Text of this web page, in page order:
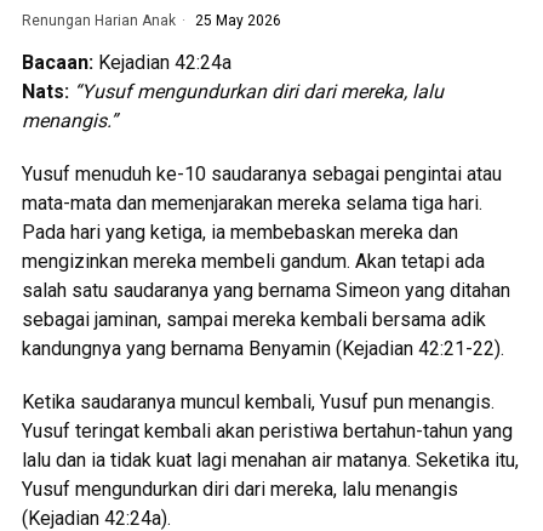
Renungan Harian Anak 25 May 2026
Bacaan:Kejadian 42:24a
Nats: “Yusuf mengundurkan diri dari mereka, lalu
menangis.”
Yusuf menuduh ke-10 saudaranya sebagai pengintai atau
mata-mata dan memenjarakan mereka selama tiga hari.
Pada hari yang ketiga, ia membebaskan mereka dan
mengizinkan mereka membeli gandum. Akan tetapi ada
salah satu saudaranya yang bernama Simeon yang ditahan
sebagai jaminan, sampai mereka kembali bersama adik
kandungnya yang bernama Benyamin (Kejadian 42:21-22).
Ketika saudaranya muncul kembali, Yusuf pun menangis.
Yusuf teringat kembali akan peristiwa bertahun-tahun yang
lalu dan ia tidak kuat lagi menahan air matanya. Seketika itu,
Yusuf mengundurkan diri dari mereka, lalu menangis
(Kejadian 42:24a).